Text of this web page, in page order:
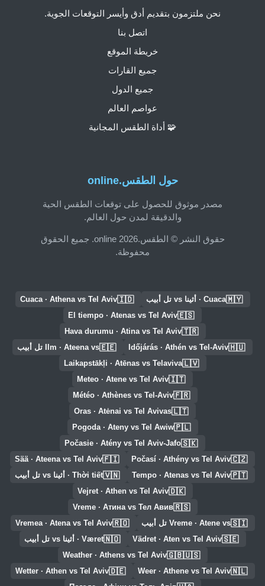
حول الطقس.online
مصدر موثوق للحصول على توقعات الطقس الحية
والدقيقة لمدن حول العالم.
حقوق النشر © الطقس.online 2026. جميع الحقوق
محفوظة.
نحن ملتزمون بتقديم أدق وأيسر التوقعات الجوية.
اتصل بنا
خريطة الموقع
جميع القارات
جميع الدول
عواصم العالم
🧩 أداة الطقس المجانية
🇲🇾Cuaca · أثينا vs تل أبيب 🇮🇩
Cuaca · Athena vs Tel Aviv
🇪🇸
El tiempo · Atenas vs Tel Aviv
🇹🇷
Hava durumu · Atina vs Tel Aviv
🇭🇺
Időjárás · Athén vs Tel-Aviv
🇪🇪Ilm · Ateena vs تل أبيب
🇱🇻
Laikapstākļi · Atēnas vs Telaviva
🇮🇹
Meteo · Atene vs Tel Aviv
🇫🇷
Météo · Athènes vs Tel-Aviv
🇱🇹
Oras · Atėnai vs Tel Avivas
🇵🇱
Pogoda · Ateny vs Tel Awiw
🇸🇰
Počasie · Atény vs Tel Aviv-Jafo
🇨🇿
Počasí · Athény vs Tel Aviv
🇫🇮
Sää · Ateena vs Tel Aviv
🇵🇹
Tempo · Atenas vs Tel Aviv
🇻🇳Thời tiết · أثينا vs تل أبيب
🇩🇰
Vejret · Athen vs Tel Aviv
🇷🇸
Vreme · Атина vs Тел Авив
🇸🇮Vreme · Atene vs تل أبيب 🇷🇴
Vremea · Atena vs Tel Aviv
🇸🇪
Vädret · Aten vs Tel Aviv
🇳🇴Været · أثينا vs تل أبيب
🇬🇧🇺🇸
Weather · Athens vs Tel Aviv
🇳🇱
Weer · Athene vs Tel Aviv
🇩🇪
Wetter · Athen vs Tel Aviv